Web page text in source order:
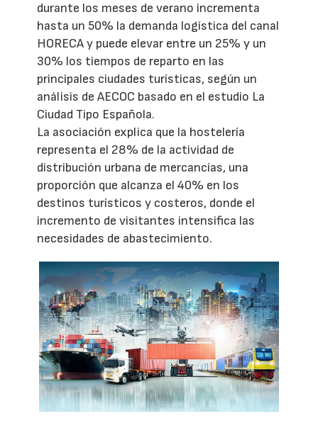
durante los meses de verano incrementa
hasta un 50% la demanda logística del canal
HORECA y puede elevar entre un 25% y un
30% los tiempos de reparto en las
principales ciudades turísticas, según un
análisis de AECOC basado en el estudio La
Ciudad Tipo Española.
La asociación explica que la hostelería
representa el 28% de la actividad de
distribución urbana de mercancías, una
proporción que alcanza el 40% en los
destinos turísticos y costeros, donde el
incremento de visitantes intensifica las
necesidades de abastecimiento.